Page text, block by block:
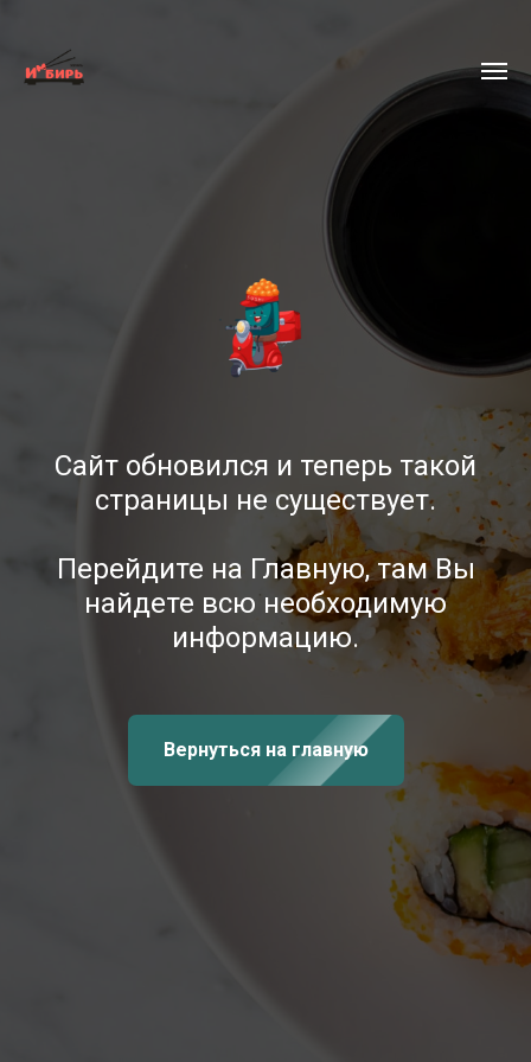
Сайт обновился и теперь такой
страницы не существует.
Перейдите на Главную, там Вы
найдете всю необходимую
информацию.
Вернуться на главную